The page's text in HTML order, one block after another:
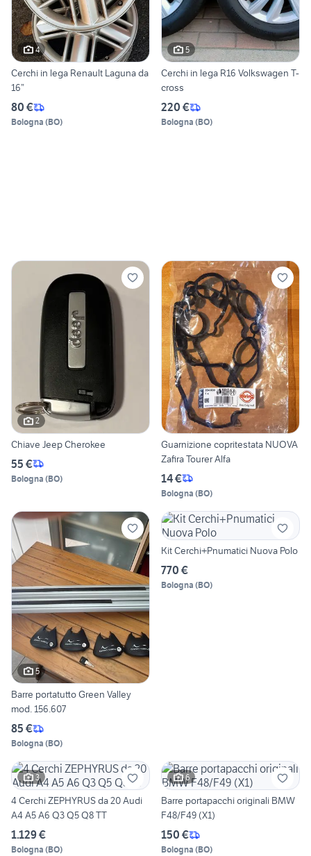
4
Cerchi in lega Renault Laguna da
16”
80 €
Bologna (BO)
5
Cerchi in lega R16 Volkswagen T-
cross
220 €
Bologna (BO)
2
Chiave Jeep Cherokee
55 €
Bologna (BO)
Guarnizione copritestata NUOVA
Zafira Tourer Alfa
14 €
Bologna (BO)
5
Barre portatutto Green Valley
mod. 156.607
85 €
Bologna (BO)
Kit Cerchi+Pnumatici Nuova Polo
770 €
Bologna (BO)
3
4 Cerchi ZEPHYRUS da 20 Audi
A4 A5 A6 Q3 Q5 Q8 TT
1.129 €
Bologna (BO)
6
Barre portapacchi originali BMW
F48/F49 (X1)
150 €
Bologna (BO)